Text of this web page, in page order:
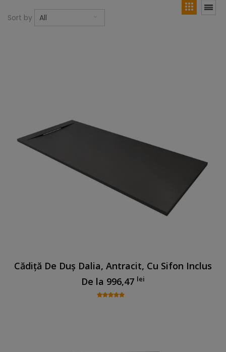
Sort by All
Cădiță De Duș Dalia, Antracit, Cu Sifon Inclus
De la 996,47 lei